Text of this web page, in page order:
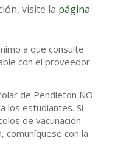
visite la página
a que consulte
con el proveedor
de Pendleton NO
los estudiantes. Si
de vacunación
comuníquese con la